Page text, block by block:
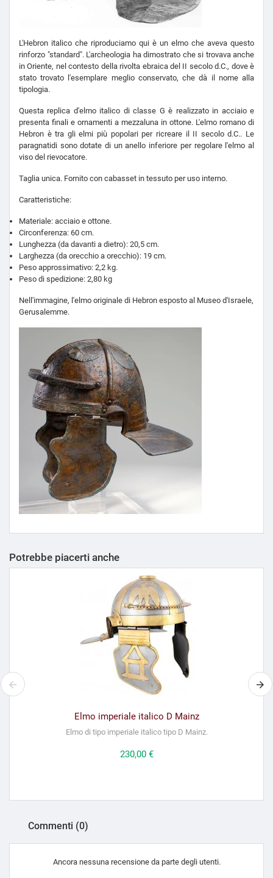
L'Hebron italico che riproduciamo qui è un elmo che aveva questo
rinforzo "standard". L'archeologia ha dimostrato che si trovava anche
in Oriente, nel contesto della rivolta ebraica del II secolo d.C., dove è
stato trovato l'esemplare meglio conservato, che dà il nome alla
tipologia.
Questa replica d'elmo italico di classe G è realizzato in acciaio e
presenta finali e ornamenti a mezzaluna in ottone. L'elmo romano di
Hebron è tra gli elmi più popolari per ricreare il II secolo d.C.. Le
paragnatidi sono dotate di un anello inferiore per regolare l'elmo al
viso del rievocatore.
Taglia unica. Fornito con cabasset in tessuto per uso interno.
Caratteristiche:
Materiale: acciaio e ottone.
Circonferenza: 60 cm.
Lunghezza (da davanti a dietro): 20,5 cm.
Larghezza (da orecchio a orecchio): 19 cm.
Peso approssimativo: 2,2 kg.
Peso di spedizione: 2,80 kg
Nell'immagine, l'elmo originale di Hebron esposto al Museo d'Israele,
Gerusalemme.
Potrebbe piacerti anche
Elmo imperiale italico D Mainz
Elmo di tipo imperiale italico tipo D Mainz.
Prezzo
230,00 €
Commenti (0)
Ancora nessuna recensione da parte degli utenti.